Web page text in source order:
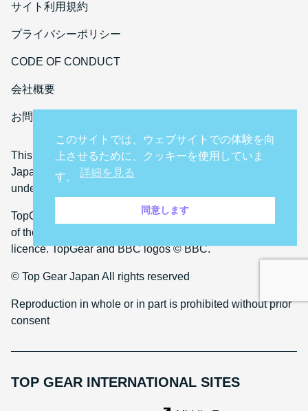
サイト利用規約
プライバシーポリシー
CODE OF CONDUCT
会社概要
お問い合わせ
This website is owned and operated by Auto Critique
Japan Co. Ltd. The domain name topgear.tokyo is used
under licence from BBC Studios Distribution Limited.
TopGear and BBC (word marks and logos) are trademarks
of the British Broadcasting Corporation and are used under
licence. TopGear and BBC logos © BBC.
© Top Gear Japan All rights reserved
Reproduction in whole or in part is prohibited without prior
consent
TOP GEAR INTERNATIONAL SITES
このサイトでは、ウェブサイトでの体験を向
上させるために、クッキーを使用していま
す。 詳細を見る
同意します